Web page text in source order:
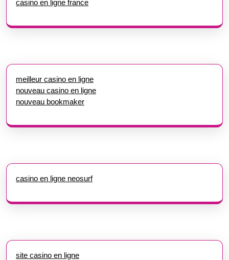
casino en ligne france
meilleur casino en ligne
nouveau casino en ligne
nouveau bookmaker
casino en ligne neosurf
site casino en ligne